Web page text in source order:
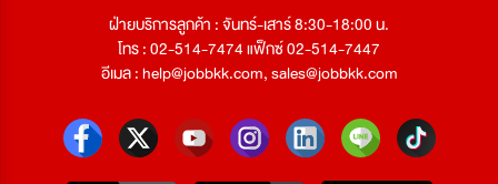
ฝ่ายบริการลูกค้า : จันทร์-เสาร์ 8:30-18:00 น.
โทร : 02-514-7474 แฟ็กซ์ 02-514-7447
อีเมล :help@jobbkk.com,sales@jobbkk.com